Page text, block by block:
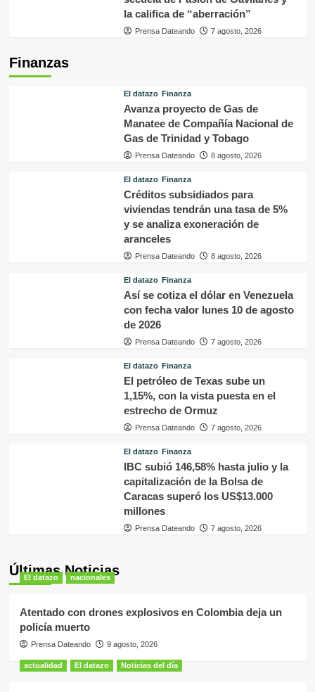
la califica de “aberración”
Prensa Dateando 7 agosto, 2026
Finanzas
El datazo Finanza
Avanza proyecto de Gas de
Manatee de Compañía Nacional de
Gas de Trinidad y Tobago
Prensa Dateando 8 agosto, 2026
El datazo Finanza
Créditos subsidiados para
viviendas tendrán una tasa de 5%
y se analiza exoneración de
aranceles
Prensa Dateando 8 agosto, 2026
El datazo Finanza
Así se cotiza el dólar en Venezuela
con fecha valor lunes 10 de agosto
de 2026
Prensa Dateando 7 agosto, 2026
El datazo Finanza
El petróleo de Texas sube un
1,15%, con la vista puesta en el
estrecho de Ormuz
Prensa Dateando 7 agosto, 2026
El datazo Finanza
IBC subió 146,58% hasta julio y la
capitalización de la Bolsa de
Caracas superó los US$13.000
millones
Prensa Dateando 7 agosto, 2026
Últimas Noticias
El datazo nacionales
Atentado con drones explosivos en Colombia deja un
policía muerto
Prensa Dateando 9 agosto, 2026
actualidad El datazo Noticias del día